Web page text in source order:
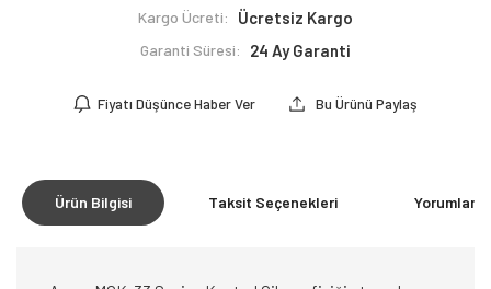
Kargo Ücreti: Ücretsiz Kargo
Garanti Süresi: 24 Ay Garanti
Fiyatı Düşünce Haber Ver Bu Ürünü Paylaş
Ürün Bilgisi Taksit Seçenekleri Yorumlar